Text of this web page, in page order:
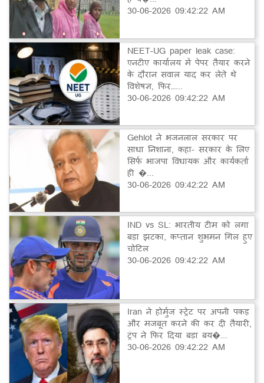
30-06-2026 09:42:22 AM
NEET-UG paper leak case:
एनटीए कार्यालय में पेपर तैयार करने
के दौरान सवाल याद कर लेते थे
विशेषज्ञ, फिर…...
30-06-2026 09:42:22 AM
Gehlot ने भजनलाल सरकार पर
साधा निशाना, कहा- सरकार के लिए
सिर्फ भाजपा विधायक और कार्यकर्ता
ही �...
30-06-2026 09:42:22 AM
IND vs SL: भारतीय टीम को लगा
बड़ा झटका, कप्तान शुभमन गिल हुए
चोटिल
30-06-2026 09:42:22 AM
Iran ने होर्मुज स्ट्रेट पर अपनी पकड़
और मजबूत करने की कर दी तैयारी,
ट्रंप ने फिर दिया बड़ा बय�...
30-06-2026 09:42:22 AM